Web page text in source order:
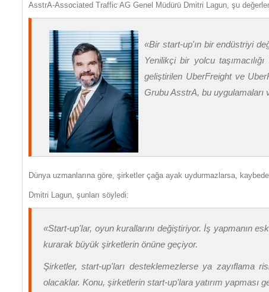
AsstrA-Associated Traffic AG Genel Müdürü Dmitri Lagun, şu
«Bir start-up'ın bir endüstriyi
Yenilikçi bir yolcu
geliştirilen UberFreight ve
Grubu AsstrA, bu uygulamaları
Dünya uzmanlarına göre, şirketler çağa ayak uydurmazlarsa,
Dmitri Lagun, şunları söyledi:
«Start-up'lar, oyun kurallarını değiştiriyor. İş yapmanın
kurarak büyük şirketlerin önüne geçiyor.
Şirketler, start-up'ları desteklemezlerse ya zayıflama
olacaklar. Konu, şirketlerin start-up'lara yatırım yapması